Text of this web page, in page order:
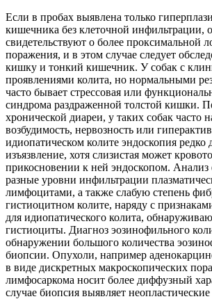
Если в пробах выявлена только
кишечника без клеточной инфильтрации,
свидетельствуют о более проксимальной
поражения, и в этом случае следует
кишку и тонкий кишечник. У собак с
проявлениями колита, но нормальными
часто бывает стрессовая или
синдрома раздраженной толстой кишки.
хронической диареи, у таких собак часто
возбудимость, нервозность или
идиопатическом колите эндоскопия редко
изъязвление, хотя слизистая может
прикосновении к ней эндоскопом. Анализ
разные уровни инфильтрации
лимфоцитами, а также слабую степень
гистиоцитном колите, наряду с
для идиопатического колита,
гистиоциты. Диагноз эозинофильного
обнаружении большого количества
биопсии. Опухоли, например
в виде дискретных макроскопических
лимфосаркома носит более диффузный
случае биопсия выявляет